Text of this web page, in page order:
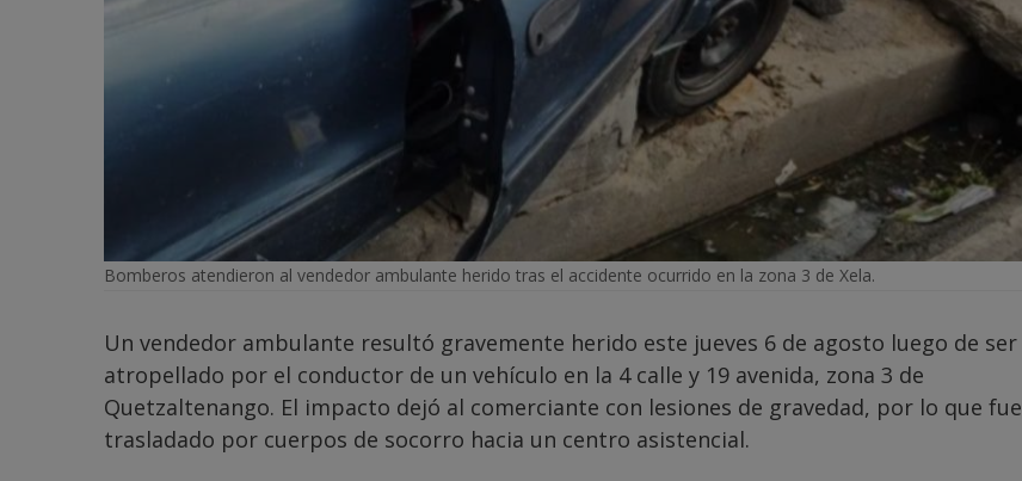
Bomberos atendieron al vendedor ambulante herido tras el accidente ocurrido en la zona 3 de Xela.
Un vendedor ambulante resultó gravemente herido este jueves 6 de agosto luego de ser
atropellado por el conductor de un vehículo en la 4 calle y 19 avenida, zona 3 de
Quetzaltenango. El impacto dejó al comerciante con lesiones de gravedad, por lo que fue
trasladado por cuerpos de socorro hacia un centro asistencial.